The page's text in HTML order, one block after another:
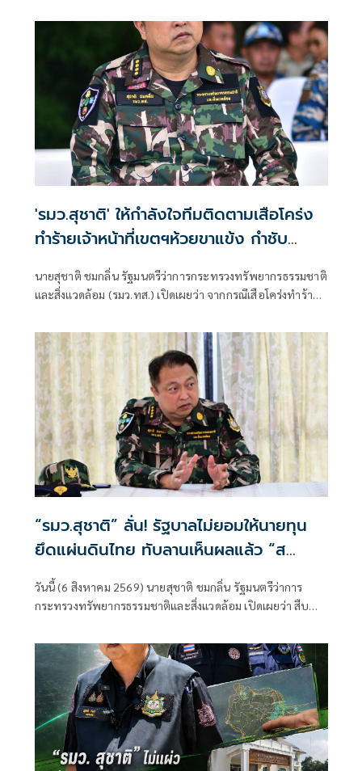
จำกัด ตำบลคลองกิ่ว อำเภอบ้านบึง จังหวัดชลบุรี อย่างใกล้ชิด
ด้วยความห่วงใยผลกระทบด้านมลพิษและสุขภาพของ
ประชาชน พร้อมสั่งการให้กรมควบคุมมลพิษ (คพ.) บูรณาการ
หน่วยงานที่เกี่ยวข้อง เร่งสนับสนุนการระงับเหตุ ตรวจสอบ
คุณภาพอากาศและสิ่งแวดล้อม รวมถึงแจ้งเตือนประชาชนอย่าง
ต่อเนื่องจนกว่าสถานการณ์จะคลี่คลาย
'รมว.สุชาติ' ให้กำลังใจทีมติดตามเสือโคร่ง
ทำร้ายเจ้าหน้าที่เขตฯห้วยขาแข้ง กำชับ
ระมัดระวังความปลอดภัยขั้นสูงสุด หลัง
กรมอุทยานฯ แถลงความคืบหน้ากรณีเจ้า
นายสุชาติ ชมกลิ่น รัฐมนตรีว่าการกระทรวงทรัพยากรธรรมชาติ
และสิ่งแวดล้อม (รมว.ทส.) เปิดเผยว่า จากกรณีเสือโคร่งทำร้าย
ตนได้ติดตามสถานการณ์ดังกล่าวอย่างใกล้ชิด พร้อมแสดงความ
ห่วงใยต่อเจ้าหน้าที่ผู้ปฏิบัติงานในพื้นที่ และได้กำชับให้หน่วย
งานยกระดับมาตรการความปลอดภัยขั้นสูงสุดในการปฏิบัติ
ภารกิจเพื่อความปลอดภัยของผู้ปฏิบัติงาน
“รมว.สุชาติ” ลั่น! รัฐบาลไม่ยอมให้นายทุน
ยึดแผ่นดินไทย ทับลานเห็นผลแล้ว “ส
ตาร์เวลล์ การ์เด้นโฮม” รื้อเองคืบ 40%
เตือนผู้ฝ่าฝืนเจอมาตรการทางกฎหมาย
วันนี้ (6 สิงหาคม 2569) นายสุชาติ ชมกลิ่น รัฐมนตรีว่าการ
กระทรวงทรัพยากรธรรมชาติและสิ่งแวดล้อม เปิดเผยว่า สืบ
นครราชสีมา